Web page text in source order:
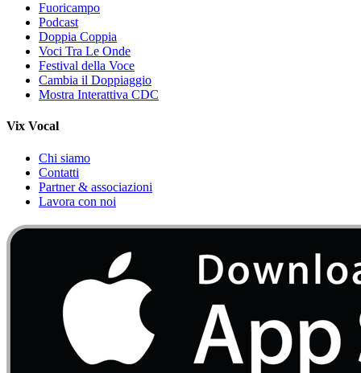
Fuoricampo
Podcast
Doppia Coppia
Voci Tra Le Onde
Festival della Voce
Cambia il Doppiaggio
Mostra Interattiva CDC
Vix Vocal
Chi siamo
Contatti
Partner & associazioni
Lavora con noi